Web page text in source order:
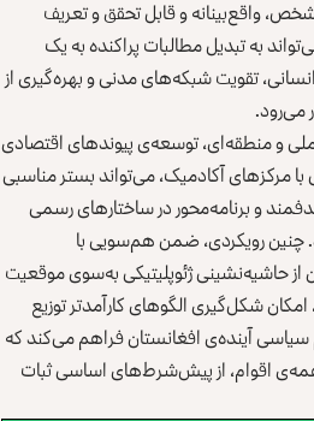
واقع‌بینانه و قابل تحقق و تعریف
به تبدیل مطالبات پراکنده به یک
تقویت شبکه‌های مدنی و بهره‌گیری از
می‌رود.
ملی و منطقه‌ای، توسعه‌ی پیوندهای اقتصادی
مرکزهای آکادمیک، می‌تواند بستر مناسبی
و برنامه‌محور در ساختارهای رسمی
چنین رویکردی، ضمن هم‌سویی با
از حاشیه‌نشینی ژئوپلیتیکی به‌سوی موقعیت
شکل‌گیری الگوهای کارآمدتر توزیع
سیاسی آینده‌ی افغانستان فراهم می‌کند که
اقوام، از پیش‌شرط‌های اساسی ثبات